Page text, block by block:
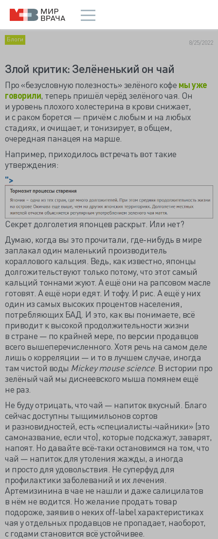
Блоги 8/25/2022
Злой критик: Зелёненький он чай
Про «безусловную полезность» зелёного кофе мы уже
говорили, теперь пришёл черёд зелёного чая. Он
и уровень плохого холестерина в крови снижает,
и с раком борется — причём с любым и на любых
стадиях, и очищает, и тонизирует, в общем,
очередная панацея на марше.
Например, приходилось встречать вот такие
утверждения:
">
Секрет долголетия японцев раскрыт. Или нет?
Думаю, когда вы это прочитали, где-нибудь в мире
заплакал один маленький производитель
кораллового кальция. Ведь, как известно, японцы
долгожительствуют только потому, что этот самый
кальций тоннами жуют. А ещё они на рапсовом масле
готовят. А ещё нори едят. И тофу. И рис. А ещё у них
один из самых высоких процентов населения,
потребляющих БАД. И это, как вы понимаете, всё
приводит к высокой продолжительности жизни
в стране — по крайней мере, по версии продавцов
всего вышеперечисленного. Хотя речь на самом деле
лишь о корреляции — и то в лучшем случае, иногда
там чистой воды Mickey mouse science. В истории про
зелёный чай мы диснеевского мыша помянем ещё
не раз.
Не буду отрицать, что чай — напиток вкусный. Благо
сейчас доступны тыщимильонов сортов
и разновидностей, есть «специалисты-чайники» (это
самоназвание, если что), которые подскажут, заварят,
напоят. Но давайте всё-таки остановимся на том, что
чай — напиток для утоления жажды, а иногда
и просто для удовольствия. Не суперфуд для
профилактики заболеваний и их лечения.
Артемизинина в чае не нашли и даже салицилатов
в нём не водится. Но желание продать товар
подороже, заявив о неких off-label характеристиках
чая у отдельных продавцов не пропадает, наоборот,
с годами становится всё устойчивее.